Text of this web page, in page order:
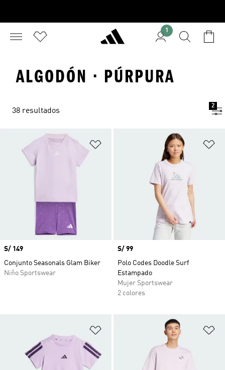
1
ALGODÓN · PÚRPURA
38 resultados
2
Añadir a la lista de deseos
Precio
S/ 149
Conjunto Seasonals Glam Biker
Niño Sportswear
Precio
S/ 99
Polo Codes Doodle Surf
Estampado
Mujer Sportswear
2 colores
Añadir a la lista de deseos